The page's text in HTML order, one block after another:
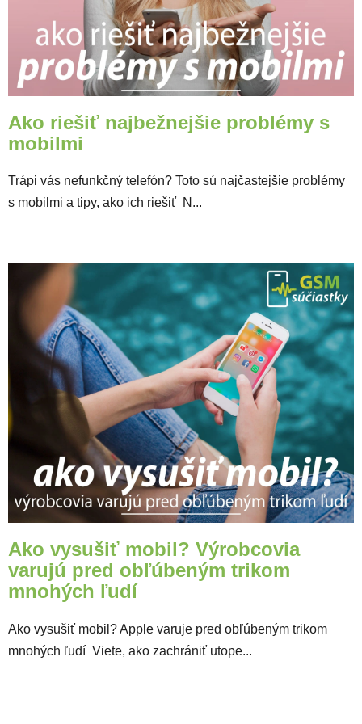
Ako riešiť najbežnejšie problémy s
mobilmi
Trápi vás nefunkčný telefón? Toto sú najčastejšie problémy
s mobilmi a tipy, ako ich riešiť N...
Ako vysušiť mobil? Výrobcovia
varujú pred obľúbeným trikom
mnohých ľudí
Ako vysušiť mobil? Apple varuje pred obľúbeným trikom
mnohých ľudí Viete, ako zachrániť utope...